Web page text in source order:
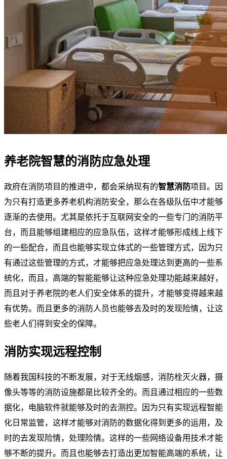
养老院智慧的消防应急处理
政府在消防项目的推进中，都会采纳现有的智慧消防项目。因
为只有打造更多养老机构消防安全，那么在各级队伍中才能够
逐渐的去使用。尤其是依托于互联网安全的一些专门的消防平
台，而且能够组建相应的应急队伍，这样才能够形成线上线下
的一些配合，而且也能够实现立体式的一些管理方式，因为只
有通过这些管理的方式，才能够把应急处理达到更高的一些系
统化，而且，高端的智能能够让这种应急处理功能越来越好，
而且对于养老院的老人们安全体系的提升，才能够变得越来越
有优势。而且更多的消防人员也能够去及时的发现险情，让这
些老人们得到安全的保障。
消防实现远程控制
随着我国科技的不断发展，对于无线烟感，消防栓灭火器，摄
像头等等的消防设施都是比较齐全的。而且通过相应的一些数
据化，电脑软件就能够及时的去测控。因为只有实现远程智能
化日常监管，这样才能够对消防的数据化得到更多的运用，及
时的去发现险情，处理险情。这样的一些网络设备用技术才能
够不断的提升。而且也能够去打造出更加智能高端的系统，让